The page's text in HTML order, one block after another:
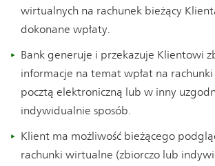
wirtualnych na rachunek bieżący
dokonane wpłaty.
Bank generuje i przekazuje Klientowi
informacje na temat wpłat na
pocztą elektroniczną lub w inny
indywidualnie sposób.
Klient ma możliwość bieżącego
rachunki wirtualne (zbiorczo lub